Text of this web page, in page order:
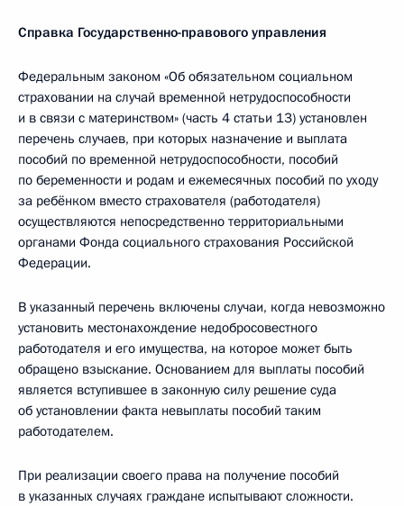
Справка Государственно-правового управления
Федеральным законом «Об обязательном социальном
страховании на случай временной нетрудоспособности
и в связи с материнством» (часть 4 статьи 13) установлен
перечень случаев, при которых назначение и выплата
пособий по временной нетрудоспособности, пособий
по беременности и родам и ежемесячных пособий по уходу
за ребёнком вместо страхователя (работодателя)
осуществляются непосредственно территориальными
органами Фонда социального страхования Российской
Федерации.
В указанный перечень включены случаи, когда невозможно
установить местонахождение недобросовестного
работодателя и его имущества, на которое может быть
обращено взыскание. Основанием для выплаты пособий
является вступившее в законную силу решение суда
об установлении факта невыплаты пособий таким
работодателем.
При реализации своего права на получение пособий
в указанных случаях граждане испытывают сложности.